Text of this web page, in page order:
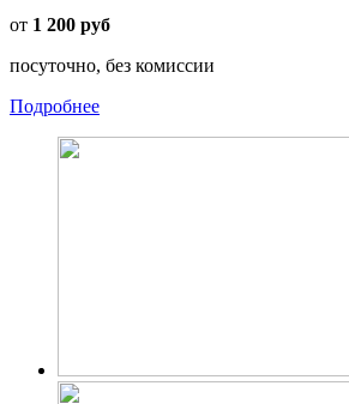
от 1 200 руб
посуточно, без комиссии
Подробнее